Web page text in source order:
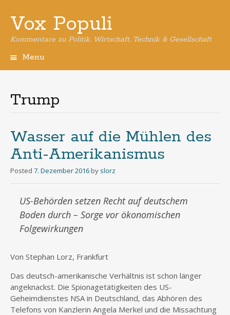
Vox Populi
Kommentare zu Politik, Wirtschaft, Technik & Gesellschaft
Menu
Trump
Wasser auf die Mühlen des
Anti-Amerikanismus
Posted 7. Dezember 2016 by slorz
US-Behörden setzen Recht auf deutschem
Boden durch – Sorge vor ökonomischen
Folgewirkungen
Von Stephan Lorz, Frankfurt
Das deutsch-amerikanische Verhältnis ist schon länger
angeknackst. Die Spionagetätigkeiten des US-
Geheimdienstes NSA in Deutschland, das Abhören des
Telefons von Kanzlerin Angela Merkel und die Missachtung